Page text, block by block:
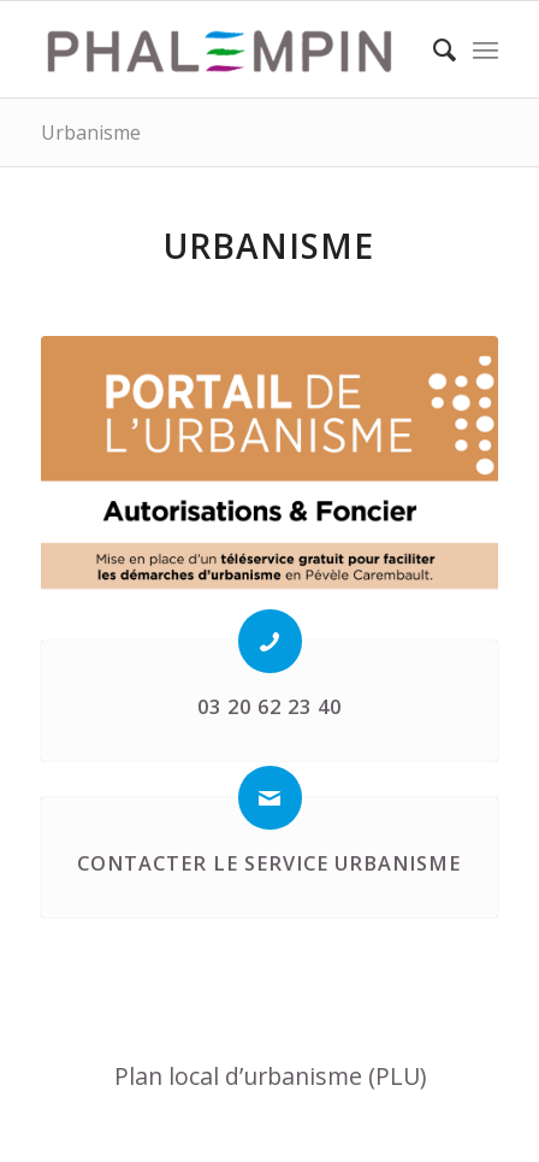
Urbanisme
URBANISME
03 20 62 23 40
CONTACTER LE SERVICE URBANISME
Plan local d’urbanisme (PLU)